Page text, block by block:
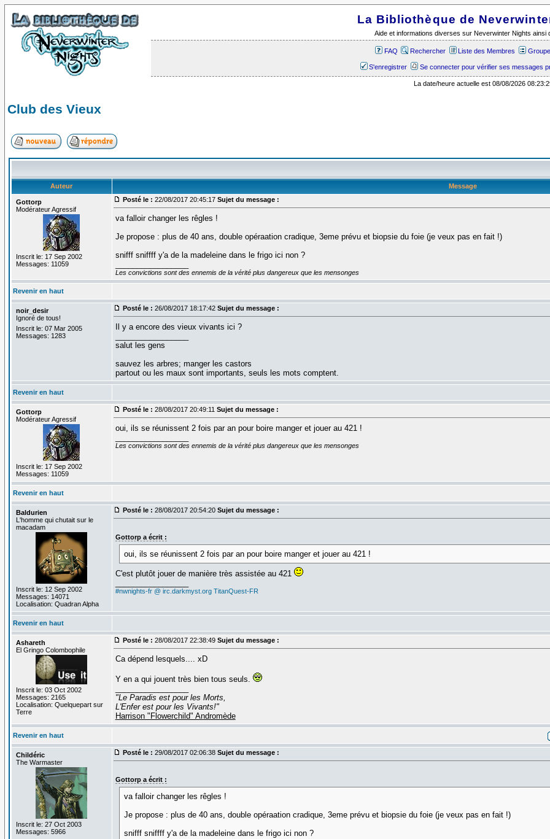
La Bibliothèque de
Aide et informations diverses sur Neverwinter Nights ainsi
FAQ Rechercher Liste des Membres
S'enregistrer Se connecter pour vérifier ses messages
La date/heure actuelle est 08/08/2026
Club des Vieux
Auteur Message
Gottorp
Modérateur Agressif
Inscrit le: 17 Sep 2002
Messages: 11059
Posté le : 22/08/2017 20:45:17 Sujet du message :
va falloir changer les rêgles !
Je propose : plus de 40 ans, double opéraation cradique, 3eme prévu et biopsie du foie (je veux pas en fait !)
snifff sniffff y'a de la madeleine dans le frigo ici non ?
Les convictions sont des ennemis de la vérité plus dangereux que les mensonges
Revenir en haut
noir_desir
Ignoré de tous!
Inscrit le: 07 Mar 2005
Messages: 1283
Posté le : 26/08/2017 18:17:42 Sujet du message :
Il y a encore des vieux vivants ici ?
salut les gens
sauvez les arbres; manger les castors
partout ou les maux sont importants, seuls les mots comptent.
Revenir en haut
Gottorp
Modérateur Agressif
Inscrit le: 17 Sep 2002
Messages: 11059
Posté le : 28/08/2017 20:49:11 Sujet du message :
oui, ils se réunissent 2 fois par an pour boire manger et jouer au 421 !
Les convictions sont des ennemis de la vérité plus dangereux que les mensonges
Revenir en haut
Baldurien
L'homme qui chutait sur le
macadam
Inscrit le: 12 Sep 2002
Messages: 14071
Localisation: Quadran Alpha
Posté le : 28/08/2017 20:54:20 Sujet du message :
Gottorp a écrit :
oui, ils se réunissent 2 fois par an pour boire manger et jouer au 421 !
C'est plutôt jouer de manière très assistée au 421
#nwnights-fr @ irc.darkmyst.org TitanQuest-FR
Revenir en haut
Ashareth
El Gringo Colombophile
Inscrit le: 03 Oct 2002
Messages: 2165
Localisation: Quelquepart sur
Terre
Posté le : 28/08/2017 22:38:49 Sujet du message :
Ca dépend lesquels.... xD
Y en a qui jouent très bien tous seuls.
"Le Paradis est pour les Morts,
L'Enfer est pour les Vivants!"
Harrison "Flowerchild" Andromède
Revenir en haut
Childéric
The Warmaster
Inscrit le: 27 Oct 2003
Messages: 5966
Posté le : 29/08/2017 02:06:38 Sujet du message :
Gottorp a écrit :
va falloir changer les rêgles !
Je propose : plus de 40 ans, double opéraation cradique, 3eme prévu et biopsie du foie (je veux pas en fait !)
snifff sniffff y'a de la madeleine dans le frigo ici non ?